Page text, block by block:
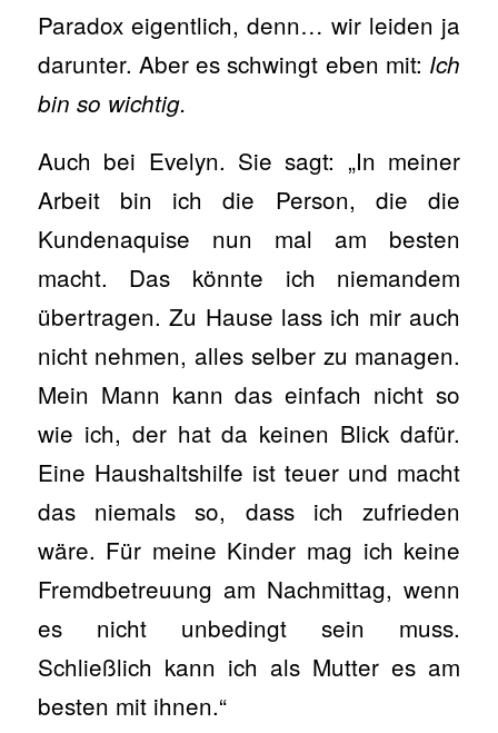
Paradox eigentlich, denn… wir leiden ja
darunter. Aber es schwingt eben mit: Ich
bin so wichtig.
Auch bei Evelyn. Sie sagt: „In meiner
Arbeit bin ich die Person, die die
Kundenaquise nun mal am besten
macht. Das könnte ich niemandem
übertragen. Zu Hause lass ich mir auch
nicht nehmen, alles selber zu managen.
Mein Mann kann das einfach nicht so
wie ich, der hat da keinen Blick dafür.
Eine Haushaltshilfe ist teuer und macht
das niemals so, dass ich zufrieden
wäre. Für meine Kinder mag ich keine
Fremdbetreuung am Nachmittag, wenn
es nicht unbedingt sein muss.
Schließlich kann ich als Mutter es am
besten mit ihnen.“